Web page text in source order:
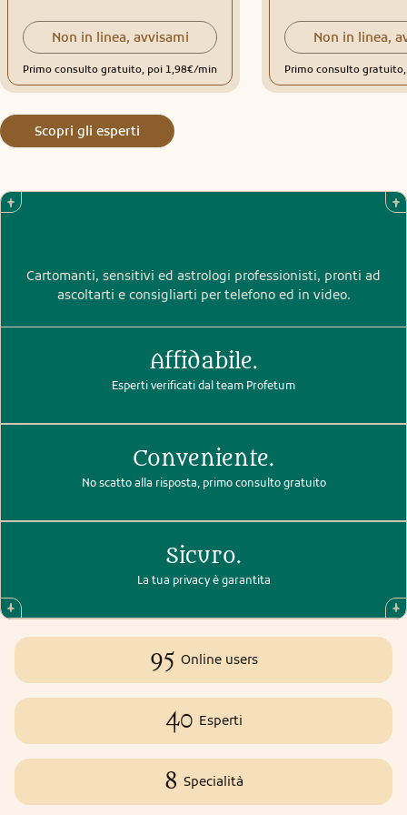
assomigliano. La vita è sempre quella: fatta di attese, di
scelte, di paure, di slanci, di intuizioni che arrivano quando
non ve ne siete accorti.
Non in linea, avvisami
Primo consulto gratuito, poi 1,98€/min
Non in linea,
Primo consulto
Scopri gli esperti
Cartomanti, sensitivi ed astrologi professionisti, pronti ad
ascoltarti e consigliarti per telefono ed in video.
Affidabile.
Esperti verificati dal team Profetum
Conveniente.
No scatto alla risposta, primo consulto gratuito
Sicuro.
La tua privacy è garantita
95 Online users
40 Esperti
8 Specialità